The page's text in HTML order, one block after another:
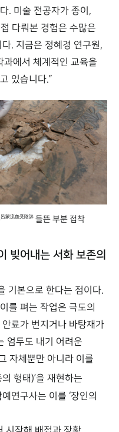
. 미술 전공자가 종이,
다뤄본 경험은 수많은
. 지금은 정혜경 연구원,
과에서 체계적인 교육을
있습니다.”
呂蒙流血受陰誅들뜬 부분 접착
빚어내는 서화 보존의
기본으로 한다는 점이다.
를 펴는 작업은 극도의
료가 번지거나 바탕재가
엄두도 내기 어려운
자체뿐만 아니라 이를
형태)’을 재현하는
연구사는 이를 ‘장인의